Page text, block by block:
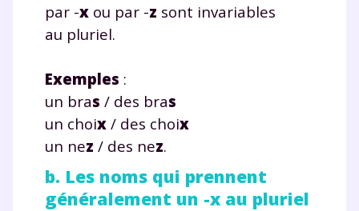
par -x ou par -z sont invariables
au pluriel.
Exemples :
un bras / des bras
un choix / des choix
un nez / des nez.
b. Les noms qui prennent
généralement un -x au pluriel